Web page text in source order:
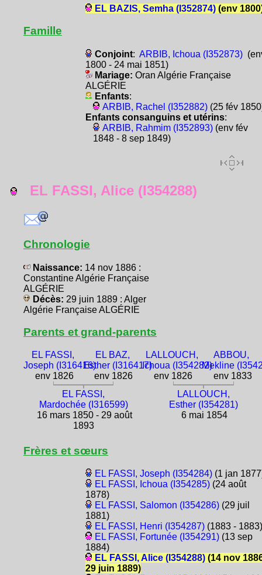
EL BAZIS, Semha (I352874)(env
Famille
Conjoint: ARBIB, Ichoua (I352873)
1800 - 24 mai 1851)
Mariage: Oran Algérie Française
ALGÉRIE
Enfants:
ARBIB, Rachel (I352882)(25 fév
Enfants consanguins et utérins:
ARBIB, Rahmim (I352893)(env fév
1848 - 8 sep 1849)
EL FASSI, Alice (I354288)
Chronologie
Naissance: 14 nov 1886 :
Constantine Algérie Française
ALGÉRIE
Décès: 29 juin 1889 : Alger
Algérie Française ALGÉRIE
Parents et grand-parents
EL FASSI,
Joseph (I316416)
env 1826
EL BAZ,
Esther (I316417)
env 1826
LALLOUCH,
Ichoua (I354282)
env 1826
ABBOU,
Mekline
env 1833
EL FASSI,
Mardochée (I316599)
16 mars 1850 - 29 août
1893
LALLOUCH,
Esther (I354281)
6 mai 1854
Frères et sœurs
EL FASSI, Joseph (I354284)(1 jan
EL FASSI, Ichoua (I354285)(24 août
1878)
EL FASSI, Salomon (I354286)(29 juil
1881)
EL FASSI, Henri (I354287)(1883 - 1883)
EL FASSI, Fortunée (I354291)(13 sep
1884)
EL FASSI, Alice (I354288)(14 nov
29 juin 1889)